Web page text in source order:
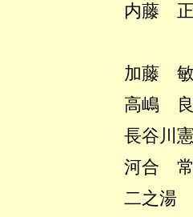
藤 正光
敏幸
良充
憲正
常則
智